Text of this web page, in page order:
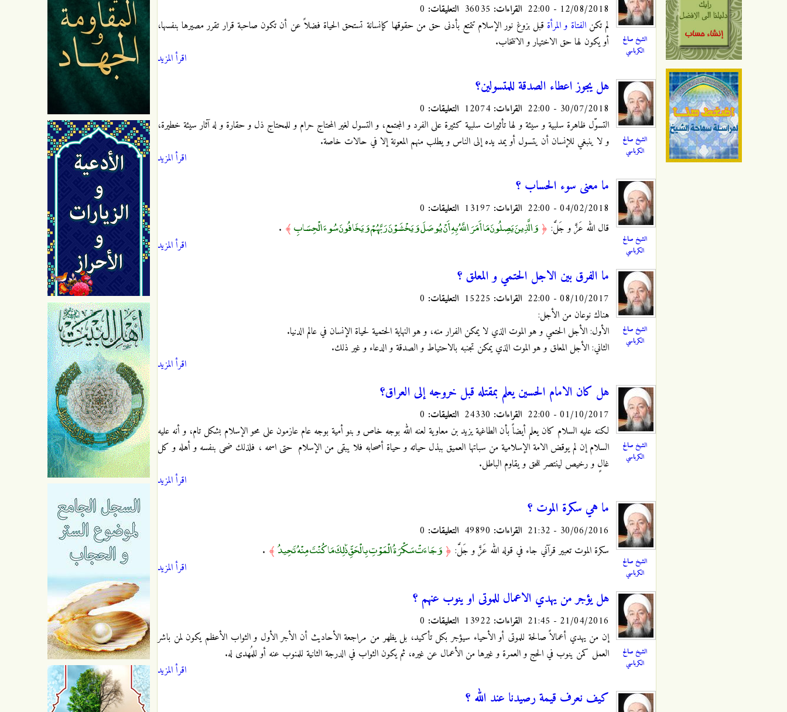
الشيخ صالح
الكرباسي
12/08/2018 - 22:00 القراءات: التعليقات:
لم تكنالفتاة و المرأة قبل بزوغ نور الإسلام تتمتع بأدنى حق من حقوقها كإنسانة تستحق الحياة فضلاً عن أن تكون صاحبة قرار تقرر مصيرها بنفسها،
أو يكون لها حق الاختيار و الانتخاب.
اقرأ المزيد
الشيخ صالح
الكرباسي
هل يجوز اعطاء الصدقة للمتسولين؟
30/07/2018 - 22:00 القراءات: التعليقات:
التسوّل ظاهرة سلبية و سيئة و لها تأثيرات سلبية كثيرة على الفرد و المجتمع، و التسول لغير المحتاج حرام و للمحتاج ذل و حقارة و له آثار سيئة خطيرة،
و لا ينبغي للإنسان أن يتسول أو يمد يده إلى الناس و يطلب منهم المعونة إلا في حالات خاصة.
اقرأ المزيد
الشيخ صالح
الكرباسي
ما معنى سوء الحساب ؟
04/02/2018 - 22:00 القراءات: التعليقات:
قال الله عَزَّ و جَلَّ: ﴿ وَالَّذِينَ يَصِلُونَ مَا أَمَرَ اللَّهُ بِهِ أَنْ يُوصَلَ وَيَخْشَوْنَ رَبَّهُمْ وَيَخَافُونَ سُوءَ الْحِسَابِ ﴾ .
اقرأ المزيد
الشيخ صالح
الكرباسي
ما الفرق بين الاجل الحتمي و المعلق ؟
08/10/2017 - 22:00 القراءات: التعليقات:
هناك نوعان من الأجل:
الأول: الأجل الحتمي و هو الموت الذي لا يمكن الفرار منه، و هو النهاية الحتمية لحياة الإنسان في عالم الدنيا.
الثاني: الأجل المعلق و هو الموت الذي يمكن تجنبه بالاحتياط و الصدقة و الدعاء و غير ذلك.
اقرأ المزيد
الشيخ صالح
الكرباسي
هل كان الامام الحسين يعلم بمقتله قبل خروجه إلى العراق؟
01/10/2017 - 22:00 القراءات: التعليقات:
لكنه عليه السلام كان يعلم أيضاً بأن الطاغية يزيد بن معاوية لعنه الله بوجه خاص و بنو أمية بوجه عام عازمون على محو الإسلام بشكل تام، و أنه عليه
السلام إن لم يوقض الامة الإسلامية من سباتها العميق ببذل حياته و حياة أصحابه فلا يبقى من الإسلام حتى اسمه ، فلذلك ضحى بنفسه و أهله و كل
غالٍ و رخيص لينتصر للحق و يقاوم الباطل.
اقرأ المزيد
الشيخ صالح
الكرباسي
ما هي سكرة الموت ؟
30/06/2016 - 21:32 القراءات: التعليقات:
سكرة الموت تعبير قرآني جاء في قوله الله عَزَّ و جَلَّ: ﴿ وَجَاءَتْ سَكْرَةُ الْمَوْتِ بِالْحَقِّ ذَٰلِكَ مَا كُنْتَ مِنْهُ تَحِيدُ ﴾ .
اقرأ المزيد
الشيخ صالح
الكرباسي
هل يؤجر من يهدي الاعمال للموتى او ينوب عنهم ؟
21/04/2016 - 21:45 القراءات: التعليقات:
إن من يهدي أعمالاً صالحة للموتى أو الأحياء سيؤجر بكل تأكيد، بل يظهر من مراجعة الأحاديث أن الأجر الأول و الثواب الأعظم يكون لمن باشر
العمل كمن ينوب في الحج و العمرة و غيرها من الأعمال عن غيره، ثم يكون الثواب في الدرجة الثانية للمنوب عنه أو للمُهدى له.
اقرأ المزيد
كيف نعرف قيمة رصيدنا عند الله ؟